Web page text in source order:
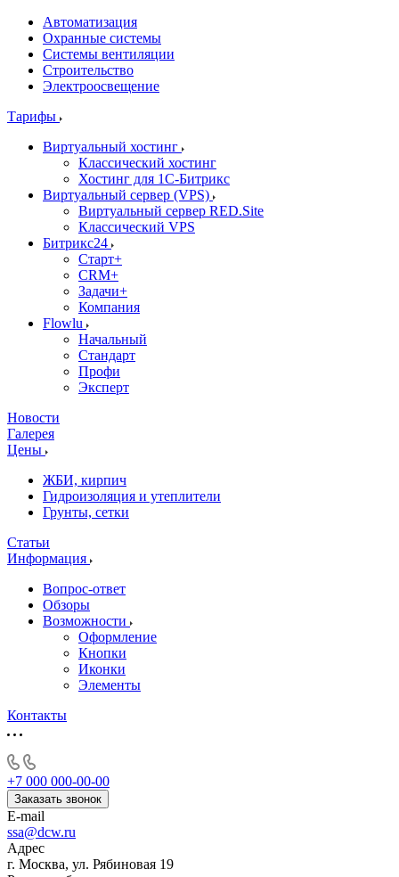
Автоматизация
Охранные системы
Системы вентиляции
Строительство
Электроосвещение
Тарифы
Виртуальный хостинг
Классический хостинг
Хостинг для 1С-Битрикс
Виртуальный сервер (VPS)
Виртуальный сервер RED.Site
Классический VPS
Битрикс24
Старт+
CRM+
Задачи+
Компания
Flowlu
Начальный
Стандарт
Профи
Эксперт
Новости
Галерея
Цены
ЖБИ, кирпич
Гидроизоляция и утеплители
Грунты, сетки
Статьи
Информация
Вопрос-ответ
Обзоры
Возможности
Оформление
Кнопки
Иконки
Элементы
Контакты
+7 000 000-00-00
Заказать звонок
E-mail
ssa@dcw.ru
Адрес
г. Москва, ул. Рябиновая 19